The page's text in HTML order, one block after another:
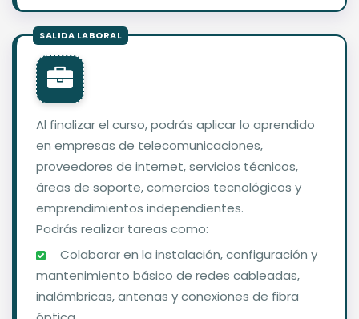
Al finalizar el curso, podrás aplicar lo aprendido
en empresas de telecomunicaciones,
proveedores de internet, servicios técnicos,
áreas de soporte, comercios tecnológicos y
emprendimientos independientes.
Podrás realizar tareas como:
️ Colaborar en la instalación, configuración y
mantenimiento básico de redes cableadas,
inalámbricas, antenas y conexiones de fibra